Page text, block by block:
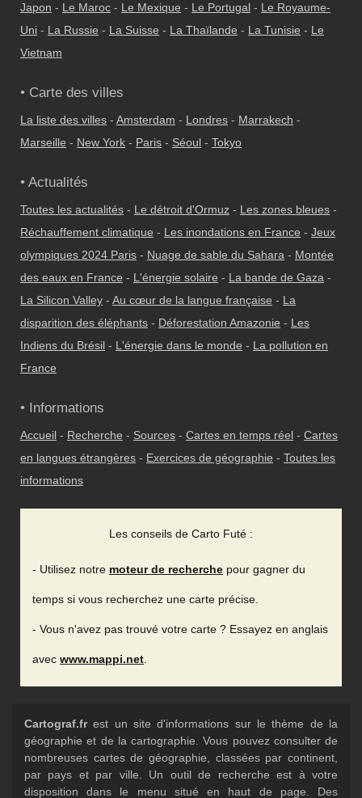
Japon - Le Maroc - Le Mexique - Le Portugal - Le Royaume-
Uni - La Russie - La Suisse - La Thaïlande - La Tunisie - Le
Vietnam
• Carte des villes
La liste des villes - Amsterdam - Londres - Marrakech -
Marseille - New York - Paris - Séoul - Tokyo
• Actualités
Toutes les actualités - Le détroit d'Ormuz - Les zones bleues -
Réchauffement climatique - Les inondations en France - Jeux
olympiques 2024 Paris - Nuage de sable du Sahara - Montée
des eaux en France - L'énergie solaire - La bande de Gaza -
La Silicon Valley - Au cœur de la langue française - La
disparition des éléphants - Déforestation Amazonie - Les
Indiens du Brésil - L'énergie dans le monde - La pollution en
France
• Informations
Accueil - Recherche - Sources - Cartes en temps réel - Cartes
en langues étrangères - Exercices de géographie - Toutes les
informations
Les conseils de Carto Futé :
- Utilisez notre moteur de recherche pour gagner du
temps si vous recherchez une carte précise.
- Vous n'avez pas trouvé votre carte ? Essayez en anglais
avec www.mappi.net
Cartograf.frest un site d'informations sur le thème de la
géographie et de la cartographie. Vous pouvez consulter de
nombreuses cartes de géographie, classées par continent,
par pays et par ville. Un outil de recherche est à votre
disposition dans le menu situé en haut de page. Des